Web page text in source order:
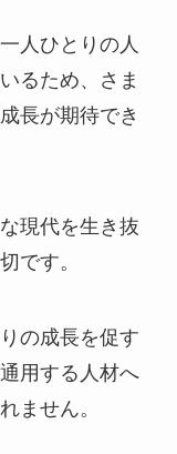
人ひとりの人
るため、さま
長が期待でき
現代を生き抜
です。
の成長を促す
用する人材へ
ません。